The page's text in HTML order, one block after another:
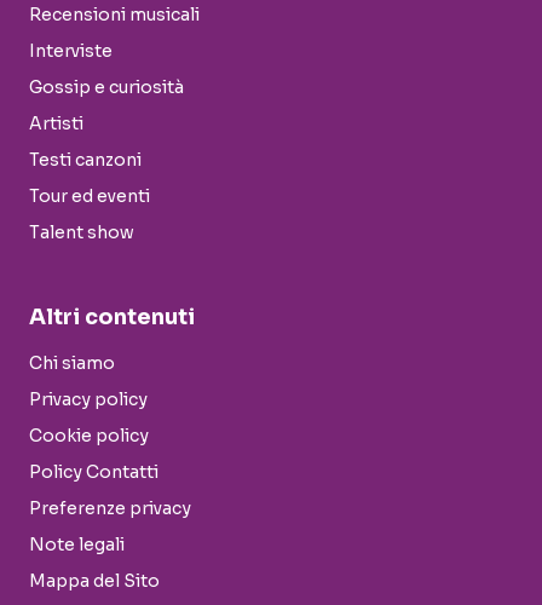
Recensioni musicali
Interviste
Gossip e curiosità
Artisti
Testi canzoni
Tour ed eventi
Talent show
Altri contenuti
Chi siamo
Privacy policy
Cookie policy
Policy Contatti
Preferenze privacy
Note legali
Mappa del Sito